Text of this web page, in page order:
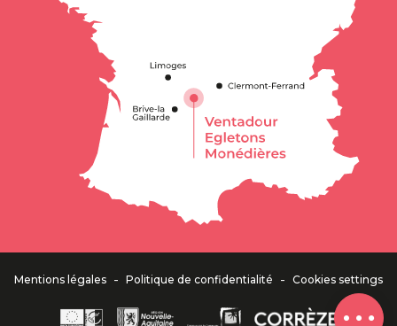
Schedules
Comments
Mentions légales - Politique de confidentialité - Cookies settings